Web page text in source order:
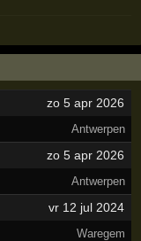
zo 5 apr 2026
Antwerpen
zo 5 apr 2026
Antwerpen
vr 12 jul 2024
Waregem